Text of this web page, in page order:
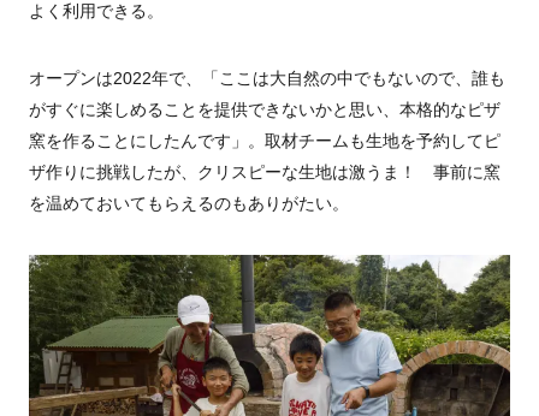
よく利用できる。
オープンは2022年で、「ここは大自然の中でもないので、誰も
がすぐに楽しめることを提供できないかと思い、本格的なピザ
窯を作ることにしたんです」。取材チームも生地を予約してピ
ザ作りに挑戦したが、クリスピーな生地は激うま！ 事前に窯
を温めておいてもらえるのもありがたい。